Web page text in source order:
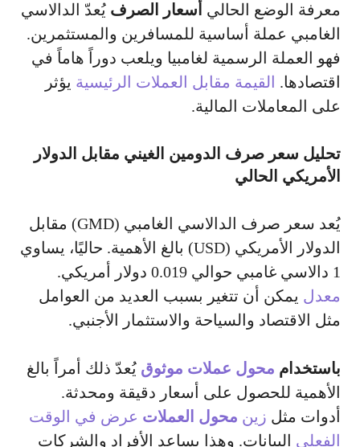
معرفة الوضع الحالي أسعار الصرف يُعدّ الدالاسي
الغامبي عملة أساسية للمسافرين والمستثمرين.
فهو العملة الرسمية لغامبيا ويلعب دوراً هاماً في
اقتصادها. القيمة مقابل العملات الرئيسية يؤثر
على المعاملات المالية.
تحليل سعر صرف الدومين الغيني مقابل الدولار
الأمريكي الحالي
يُعد سعر صرف الدالاسي الغامبي (GMD) مقابل
الدولار الأمريكي (USD) بالغ الأهمية. حاليًا، يساوي
1 دالاسي غامبي حوالي 0.019 دولار أمريكي.
معدل يمكن أن تتغير بسبب العديد من العوامل
مثل الاقتصاد والسياحة والاستثمار الأجنبي.
باستخدام محول عملات موثوق يُعدّ ذلك أمراً بالغ
الأهمية للحصول على أسعار دقيقة ومحدثة.
أدوات مثل زين محول العملات عرض في الوقت
الفعلي البيانات. وهذا يساعد الأفراد والشركات